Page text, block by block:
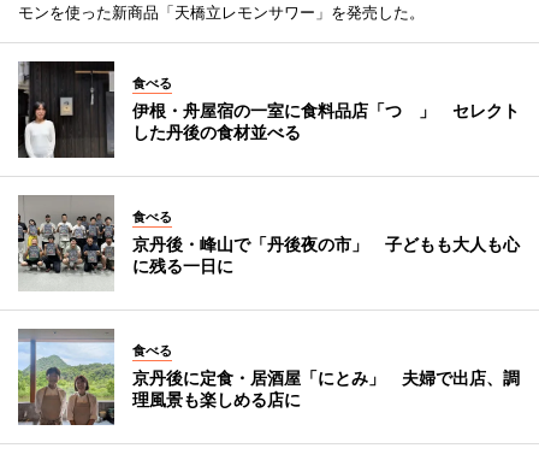
モンを使った新商品「天橋立レモンサワー」を発売した。
食べる
伊根・舟屋宿の一室に食料品店「つゝ」 セレクト
した丹後の食材並べる
食べる
京丹後・峰山で「丹後夜の市」 子どもも大人も心
に残る一日に
食べる
京丹後に定食・居酒屋「にとみ」 夫婦で出店、調
理風景も楽しめる店に